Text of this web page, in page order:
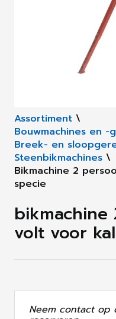
Assortiment \
Bouwmachines en -
Breek- en
Steenbikmachines \
Bikmachine 2
specie
bikmachine
volt voor
Neem contact